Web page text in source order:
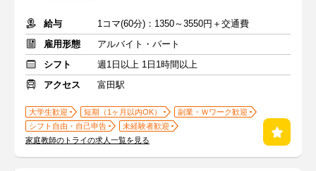
給与
1コマ(60分)：1350～3550円＋交通費
雇用形態
アルバイト・パート
シフト
週1日以上 1日1時間以上
アクセス
富田駅
大学生歓迎 短期（1ヶ月以内OK）
副業・Ｗワーク歓迎
シフト自由・自己申告
未経験者歓迎
家庭教師のトライの求人一覧を見る